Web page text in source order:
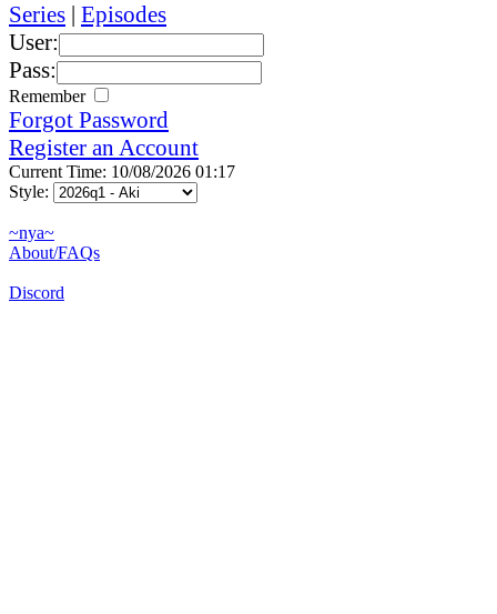
Series | Episodes
User:
Pass:
Remember
Forgot Password
Register an Account
Current Time: 10/08/2026 01:17
Style:
~nya~
About/FAQs
Discord